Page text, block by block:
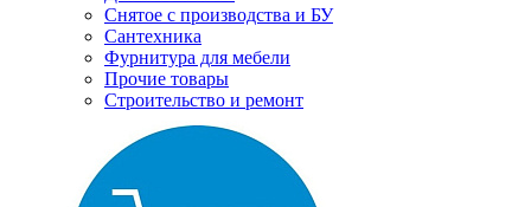
Снятое с производства и БУ
Сантехника
Фурнитура для мебели
Прочие товары
Строительство и ремонт